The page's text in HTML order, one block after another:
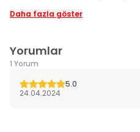
Daha fazla göster
Yorumlar
1 Yorum
5.0
24.04.2024